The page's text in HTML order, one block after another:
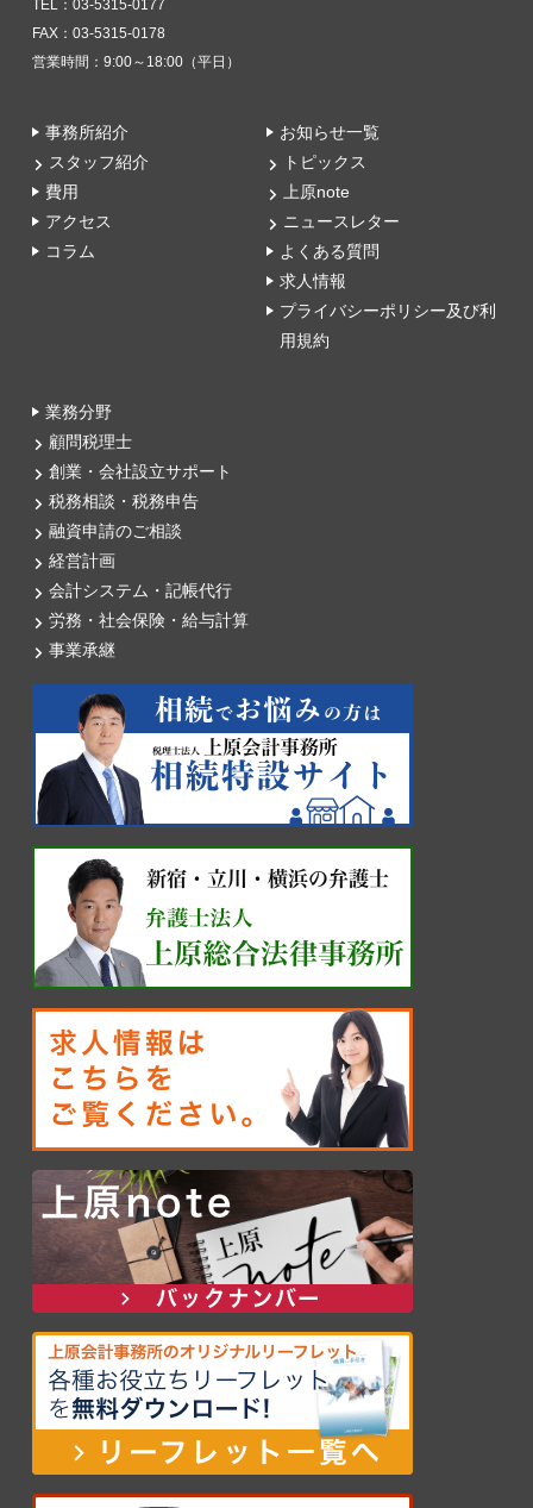
TEL：03-5315-0177
FAX：03-5315-0178
営業時間：9:00～18:00（平日）
事務所紹介
スタッフ紹介
費用
アクセス
コラム
お知らせ一覧
トピックス
上原note
ニュースレター
よくある質問
求人情報
プライバシーポリシー及び利
用規約
業務分野
顧問税理士
創業・会社設立サポート
税務相談・税務申告
融資申請のご相談
経営計画
会計システム・記帳代行
労務・社会保険・給与計算
事業承継